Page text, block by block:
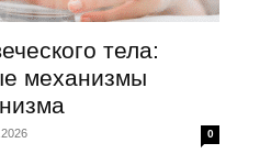
тела:
механизмы
0